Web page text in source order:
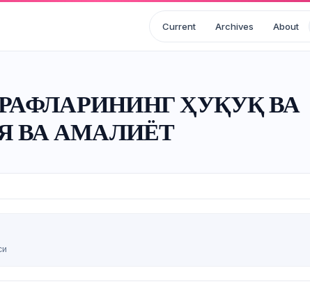
Current Archives About
ҲУҚУҚ ВА
ВА АМАЛИЁТ